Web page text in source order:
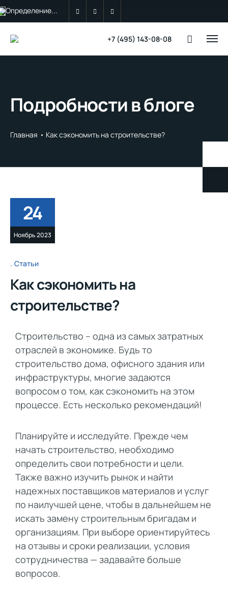
Определение...
+7 (495) 143-08-08
Подробности в блоге
Главная Как сэкономить на строительстве?
24
Ноябрь 2023
Статьи
Как сэкономить на
строительстве?
Строительство – одна из самых затратных
отраслей в экономике. Будь то
строительство дома, офисного здания или
инфраструктуры, многие задаются
вопросом о том, как сэкономить на этом
процессе. Есть несколько рекомендаций!
Планируйте и исследуйте. Прежде чем
начать строительство, необходимо
определить свои потребности и цели.
Также важно изучить рынок и найти
надежных поставщиков материалов и услуг
по наилучшей цене, чтобы в дальнейшем не
искать замену строительным бригадам и
организациям. При выборе ориентируйтесь
на отзывы и сроки реализации, условия
сотрудничества — задавайте больше
вопросов.